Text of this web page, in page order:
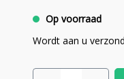
Op voorraad
Wordt aan u